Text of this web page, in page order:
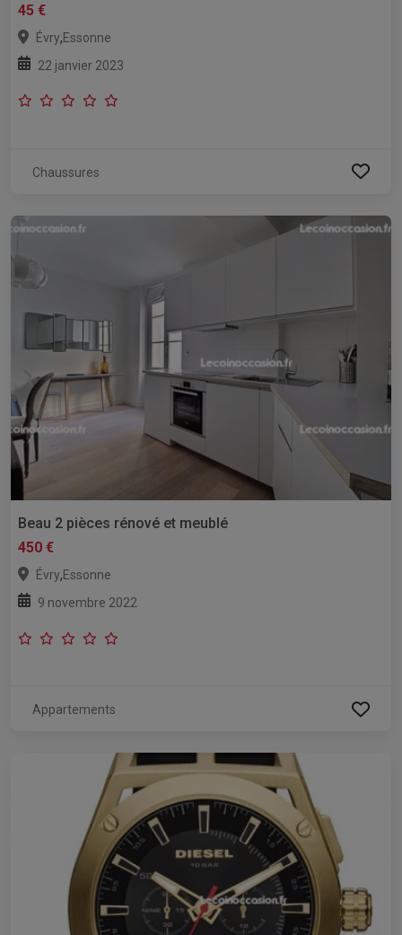
45 €
Évry,Essonne
22 janvier 2023
Chaussures
Beau 2 pièces rénové et meublé
450 €
Évry,Essonne
9 novembre 2022
Appartements